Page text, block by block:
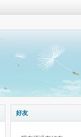
好友